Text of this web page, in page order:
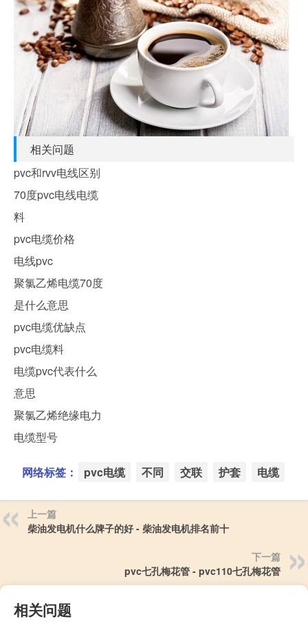
相关问题
pvc和rvv电线区别
70度pvc电线电缆
料
pvc电缆价格
电线pvc
聚氯乙烯电缆70度
是什么意思
pvc电缆优缺点
pvc电缆料
电缆pvc代表什么
意思
聚氯乙烯绝缘电力
电缆型号
网络标签： pvc电缆 不同 交联 护套 电缆
上一篇
柴油发电机什么牌子的好 - 柴油发电机排名前十
下一篇
pvc七孔梅花管 - pvc110七孔梅花管
相关问题